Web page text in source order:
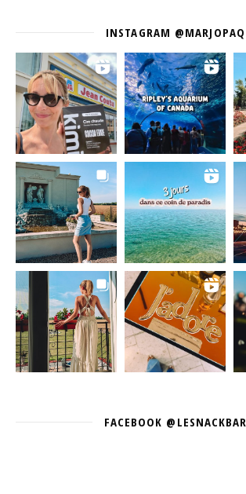
INSTAGRAM @MARJOPAQ
FACEBOOK @LESNACKBAR